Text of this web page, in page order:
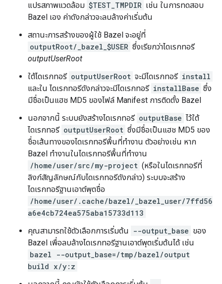
แปรสภาพแวดล้อม $TEST_TMPDIR เช่น ในการทดสอบ
Bazel เอง ค่าดังกล่าวจะลบล้างค่าเริ่มต้น
สถานะการสร้างของผู้ใช้ Bazel จะอยู่ที่
outputRoot/_bazel_$USER ซึ่งเรียกว่าไดเรกทอรี
outputUserRoot
ใต้ไดเรกทอรี outputUserRoot จะมีไดเรกทอรี install
และใน ไดเรกทอรีดังกล่าวจะมีไดเรกทอรี installBase ซึ่ง
มีชื่อเป็นแฮช MD5 ของไฟล์ Manifest การติดตั้ง Bazel
นอกจากนี้ ระบบยังสร้างไดเรกทอรี outputBase ไว้ใต้
ไดเรกทอรี outputUserRoot ซึ่งมีชื่อเป็นแฮช MD5 ของ
ชื่อเส้นทางของไดเรกทอรีพื้นที่ทำงาน ตัวอย่างเช่น หาก
Bazel ทำงานในไดเรกทอรีพื้นที่ทำงาน
/home/user/src/my-project (หรือในไดเรกทอรีที่
ลิงก์สัญลักษณ์กับไดเรกทอรีดังกล่าว) ระบบจะสร้าง
ไดเรกทอรีฐานเอาต์พุตชื่อ
/home/user/.cache/bazel/_bazel_user/7ffd56
a6e4cb724ea575aba15733d113
คุณสามารถใช้ตัวเลือกการเริ่มต้น --output_base ของ
Bazel เพื่อลบล้างไดเรกทอรีฐานเอาต์พุตเริ่มต้นได้ เช่น
bazel --output_base=/tmp/bazel/output
build x/y:z